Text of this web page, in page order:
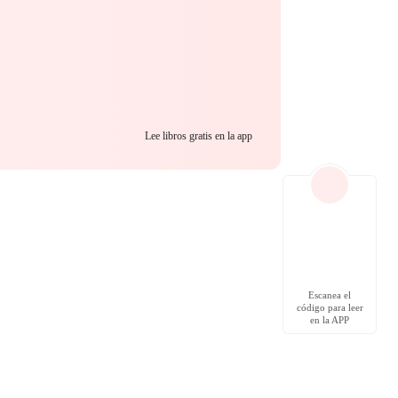
Lee libros gratis en la app
Escanea el
código para leer
en la APP